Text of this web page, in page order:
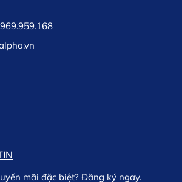
phát sinh chậm trễ trong việc giao
thông tin kịp thời cho khách hàng và
mãi đặc biệt? Đăng ký ngay.